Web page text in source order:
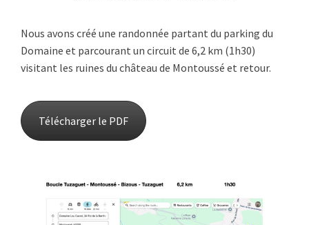
Nous avons créé une randonnée partant du parking du
Domaine et parcourant un circuit de 6,2 km (1h30)
visitant les ruines du château de Montoussé et retour.
Télécharger le PDF